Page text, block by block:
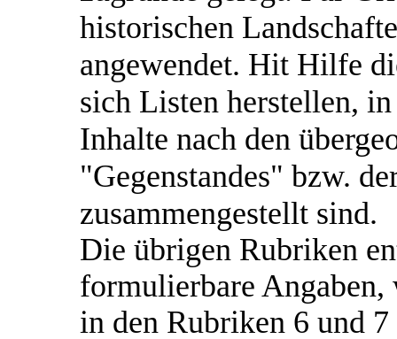
historischen
angewendet. Hit Hilfe
sich Listen herstellen,
Inhalte nach den
"Gegenstandes" bzw.
zusammengestellt sind.
Die übrigen Rubriken
formulierbare
in den Rubriken 6 und 7